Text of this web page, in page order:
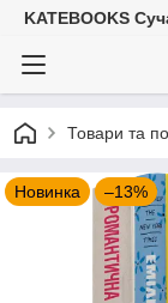
KATEBOOKS
Товари та
Новинка –13%